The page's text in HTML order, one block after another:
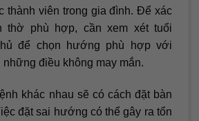
thành viên trong gia đình. Để xác
thờ phù hợp, cần xem xét tuổi
để chọn hướng phù hợp với
những điều không may mắn.
khác nhau sẽ có cách đặt bàn
đặt sai hướng có thể gây ra tổn